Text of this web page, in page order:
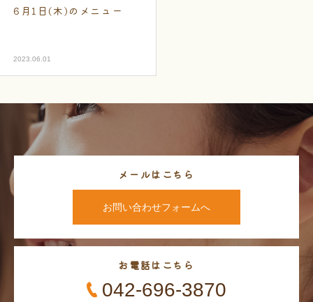
6月1日(木)のメニュー
2023.06.01
メールはこちら
お問い合わせフォームへ
お電話はこちら
042-696-3870